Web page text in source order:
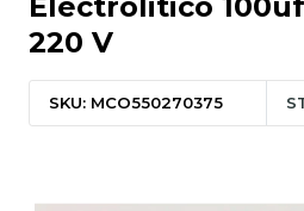
Electrolitico
220 V
SKU: MCO550270375